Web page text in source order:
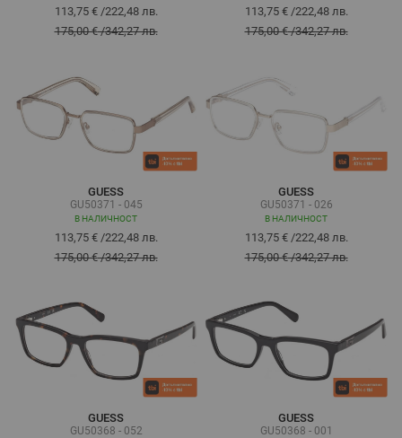
113,75 €/222,48 лв.
175,00 €/342,27 лв.
113,75 €/222,48 лв.
175,00 €/342,27 лв.
GUESS
GU50371 - 045
В НАЛИЧНОСТ
113,75 €/222,48 лв.
175,00 €/342,27 лв.
GUESS
GU50371 - 026
В НАЛИЧНОСТ
113,75 €/222,48 лв.
175,00 €/342,27 лв.
GUESS
GU50368 - 052
GUESS
GU50368 - 001